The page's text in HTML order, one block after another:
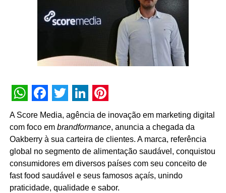
em termos de desempenho e qualidade a prática
esportiva”, afirma Estefano.
No ar a partir de 2 de julho, a campanha comemorativa
dos 50 anos da Penalty será 100% digital, com previsão
de conteúdo até o mês de dezembro.
TÓPICOS RELACIONADOS:
mLabs fecha sociedade com a Stone para
expandir a plataforma de marketing digital
NÃO PERCA
UPromo é novo hub de promoções com
vantagens para público e marcas
GTM, eventos, tags e dashboards, eliminando
inconsistências e garantindo análises mais confiáveis”,
detalha o CEO. Com isso, espera-se otimizar campanhas,
aumentar tráfego no e-commerce e na loja, estimular uso
do aplicativo e oferecer relatórios sólidos para diretoria e
WhatsApp
Facebook
Twitter
LinkedIn
Pinterest
A Score Media, agência de inovação em marketing digital
com foco em brandformance, anuncia a chegada da
Oakberry à sua carteira de clientes. A marca, referência
global no segmento de alimentação saudável, conquistou
consumidores em diversos países com seu conceito de
fast food saudável e seus famosos açaís, unindo
praticidade, qualidade e sabor.